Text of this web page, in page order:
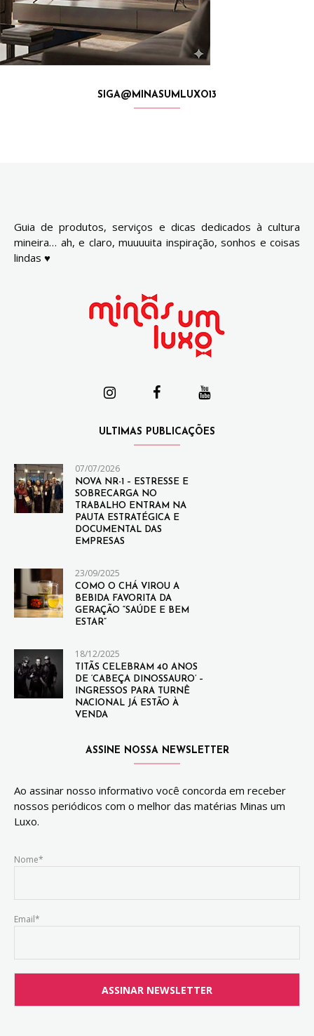
SIGA@MINASUMLUXO13
Guia de produtos, serviços e dicas dedicados à cultura
mineira… ah, e claro, muuuuita inspiração, sonhos e coisas
lindas ♥
ULTIMAS PUBLICAÇÕES
07/07/2026
NOVA NR-1 – ESTRESSE E
SOBRECARGA NO
TRABALHO ENTRAM NA
PAUTA ESTRATÉGICA E
DOCUMENTAL DAS
EMPRESAS
23/09/2025
COMO O CHÁ VIROU A
BEBIDA FAVORITA DA
GERAÇÃO “SAÚDE E BEM
ESTAR”
18/12/2025
TITÃS CELEBRAM 40 ANOS
DE ‘CABEÇA DINOSSAURO’ –
INGRESSOS PARA TURNÊ
NACIONAL JÁ ESTÃO À
VENDA
ASSINE NOSSA NEWSLETTER
Ao assinar nosso informativo você concorda em receber
nossos periódicos com o melhor das matérias Minas um
Luxo.
Nome*
Email*